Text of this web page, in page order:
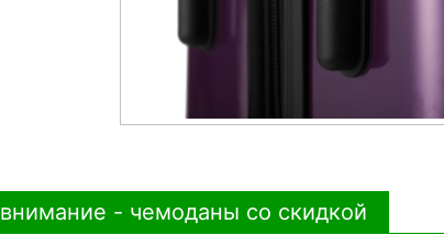
- чемоданы со скидкой